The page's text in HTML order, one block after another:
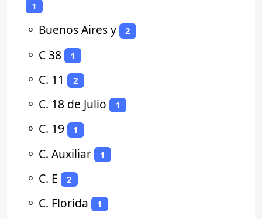
1
⚬ Buenos Aires y 2
⚬ C 38 1
⚬ C. 11 2
⚬ C. 18 de Julio 1
⚬ C. 19 1
⚬ C. Auxiliar 1
⚬ C. E 2
⚬ C. Florida 1